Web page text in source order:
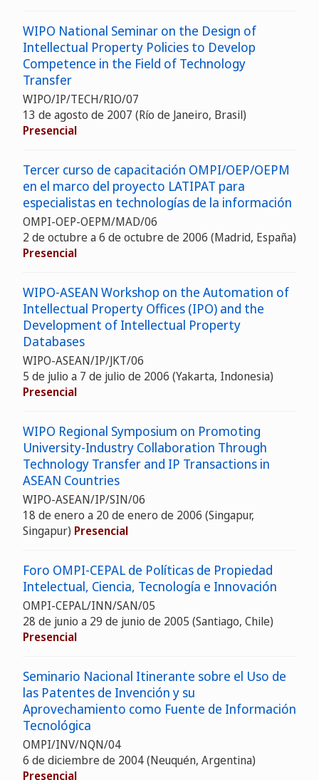
WIPO National Seminar on the Design of
Intellectual Property Policies to Develop
Competence in the Field of Technology
Transfer
WIPO/IP/TECH/RIO/07
13 de agosto de 2007 (Río de Janeiro, Brasil)
Presencial
Tercer curso de capacitación OMPI/OEP/OEPM
en el marco del proyecto LATIPAT para
especialistas en technologías de la información
OMPI-OEP-OEPM/MAD/06
2 de octubre a 6 de octubre de 2006 (Madrid, España)
Presencial
WIPO-ASEAN Workshop on the Automation of
Intellectual Property Offices (IPO) and the
Development of Intellectual Property
Databases
WIPO-ASEAN/IP/JKT/06
5 de julio a 7 de julio de 2006 (Yakarta, Indonesia)
Presencial
WIPO Regional Symposium on Promoting
University-Industry Collaboration Through
Technology Transfer and IP Transactions in
ASEAN Countries
WIPO-ASEAN/IP/SIN/06
18 de enero a 20 de enero de 2006 (Singapur,
Singapur) Presencial
Foro OMPI-CEPAL de Políticas de Propiedad
Intelectual, Ciencia, Tecnología e Innovación
OMPI-CEPAL/INN/SAN/05
28 de junio a 29 de junio de 2005 (Santiago, Chile)
Presencial
Seminario Nacional Itinerante sobre el Uso de
las Patentes de Invención y su
Aprovechamiento como Fuente de Información
Tecnológica
OMPI/INV/NQN/04
6 de diciembre de 2004 (Neuquén, Argentina)
Presencial